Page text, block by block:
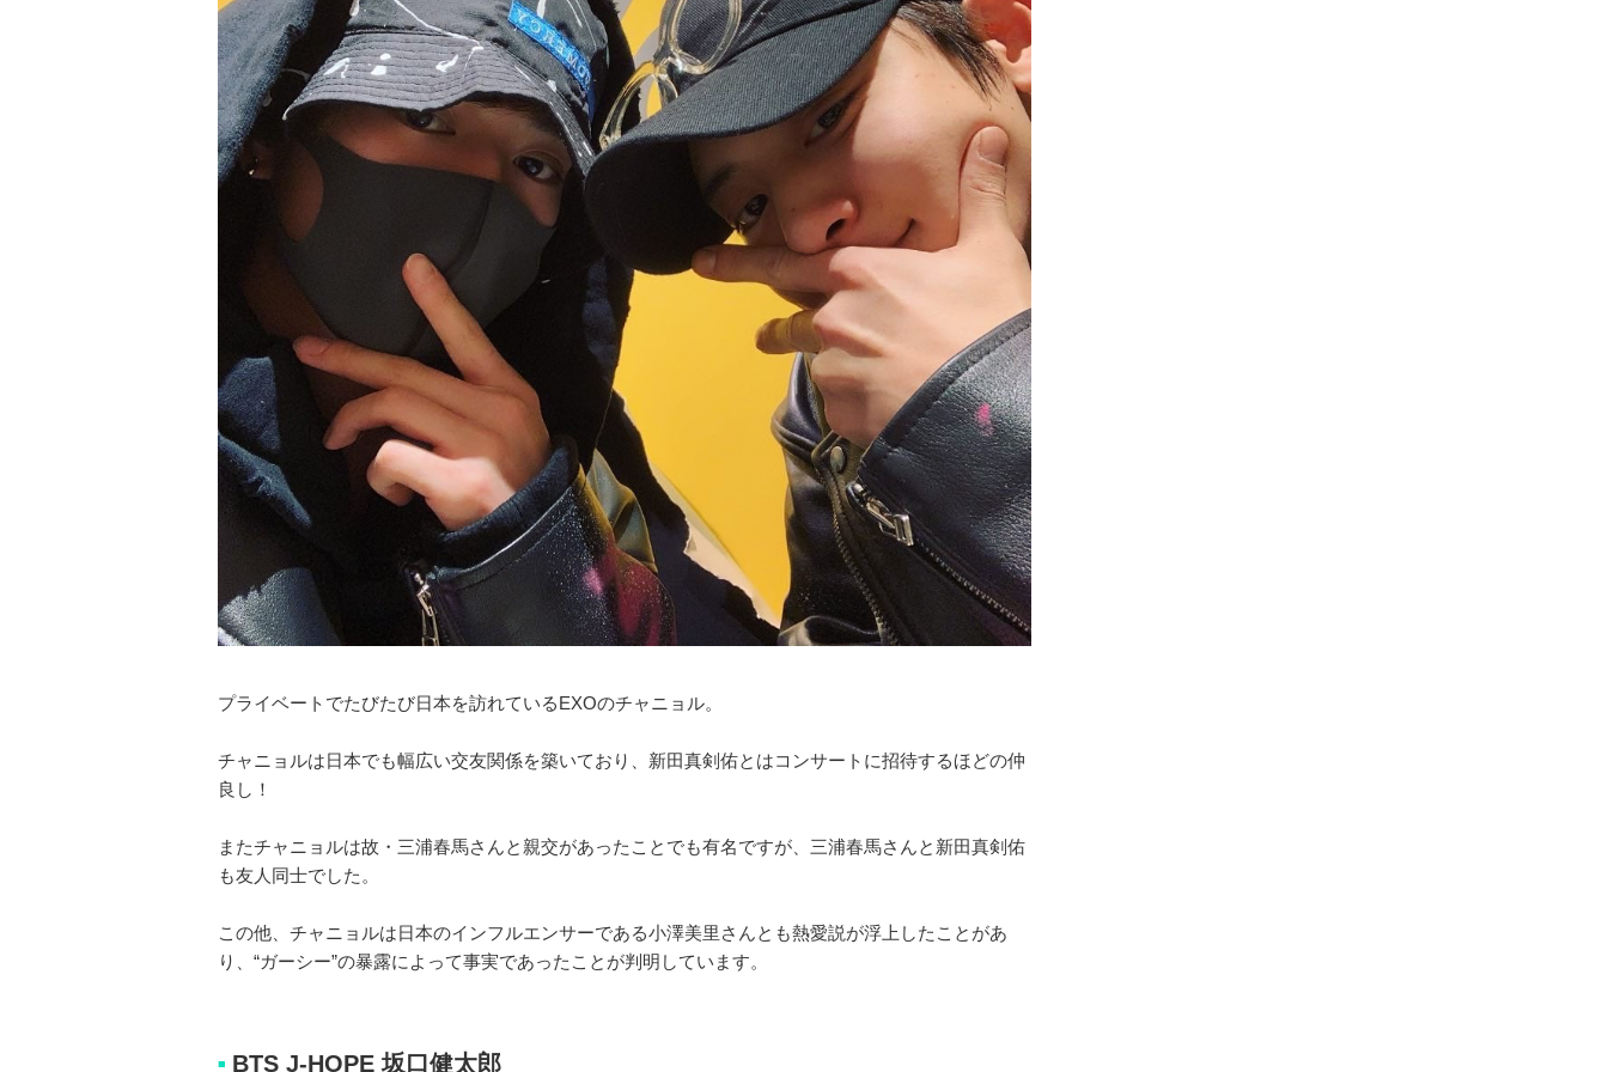
プライベートでたびたび日本を訪れているEXOのチャニョル。
チャニョルは日本でも幅広い交友関係を築いており、新田真剣佑とはコンサートに招待するほどの仲
良し！
またチャニョルは故・三浦春馬さんと親交があったことでも有名ですが、三浦春馬さんと新田真剣佑
も友人同士でした。
この他、チャニョルは日本のインフルエンサーである小澤美里さんとも熱愛説が浮上したことがあ
り、“ガーシー”の暴露によって事実であったことが判明しています。
■ BTS J-HOPE 坂口健太郎